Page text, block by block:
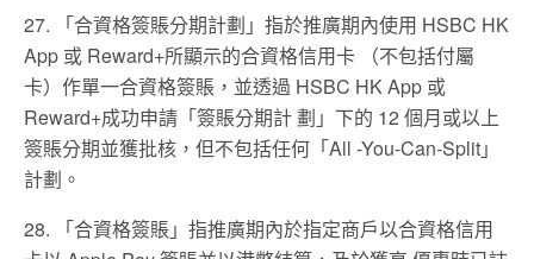
27. 「合資格簽賬分期計劃」指於推廣期內使⽤ HSBC HK
App 或 Reward+所顯⽰的合資格信⽤卡 （不包括付屬
卡）作單⼀合資格簽賬，並透過 HSBC HK App 或
Reward+成功申請「簽賬分期計 劃」下的 12 個⽉或以上
簽賬分期並獲批核，但不包括任何「All -You-Can-Split」
計劃。
28. 「合資格簽賬」指推廣期內於指定商⼾以合資格信⽤